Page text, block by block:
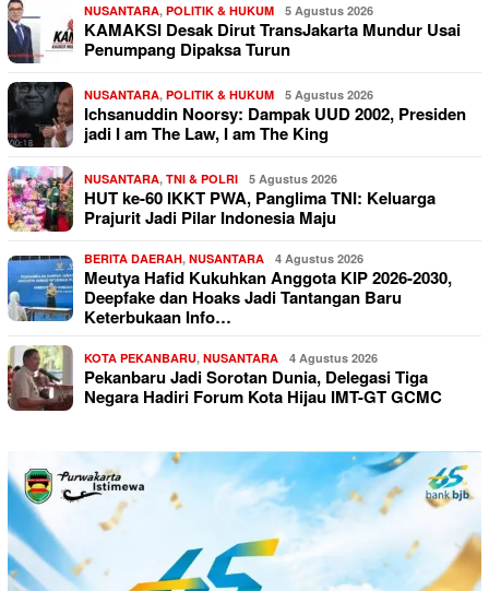
NUSANTARA, POLITIK & HUKUM 5 Agustus 2026
KAMAKSI Desak Dirut TransJakarta Mundur Usai
Penumpang Dipaksa Turun
NUSANTARA, POLITIK & HUKUM 5 Agustus 2026
Ichsanuddin Noorsy: Dampak UUD 2002, Presiden
jadi I am The Law, I am The King
NUSANTARA, TNI & POLRI 5 Agustus 2026
HUT ke-60 IKKT PWA, Panglima TNI: Keluarga
Prajurit Jadi Pilar Indonesia Maju
BERITA DAERAH, NUSANTARA 4 Agustus 2026
Meutya Hafid Kukuhkan Anggota KIP 2026-2030,
Deepfake dan Hoaks Jadi Tantangan Baru
Keterbukaan Info…
KOTA PEKANBARU, NUSANTARA 4 Agustus 2026
Pekanbaru Jadi Sorotan Dunia, Delegasi Tiga
Negara Hadiri Forum Kota Hijau IMT-GT GCMC